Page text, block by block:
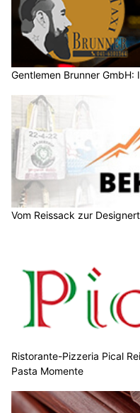
Gentlemen Brunner
Vom Reissack zur
Ristorante-Pizzeria Pical
Pasta Momente